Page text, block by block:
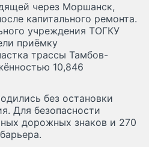
через Моршанск,
капитального ремонта.
учреждения ТОГКУ
приёмку
трассы Тамбов-
10,846
без остановки
Для безопасности
дорожных знаков и 270